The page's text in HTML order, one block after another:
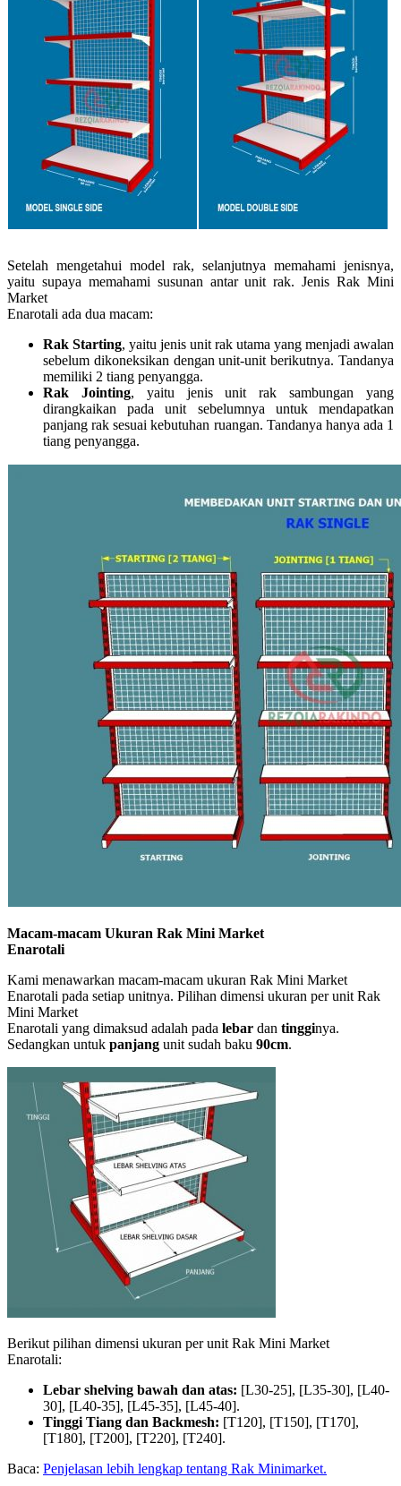
Setelah mengetahui model rak, selanjutnya memahami jenisnya,
yaitu supaya memahami susunan antar unit rak. Jenis Rak Mini
Market
Enarotali ada dua macam:
Rak Starting, yaitu jenis unit rak utama yang menjadi awalan
sebelum dikoneksikan dengan unit-unit berikutnya. Tandanya
memiliki 2 tiang penyangga.
Rak Jointing, yaitu jenis unit rak sambungan yang
dirangkaikan pada unit sebelumnya untuk mendapatkan
panjang rak sesuai kebutuhan ruangan. Tandanya hanya ada 1
tiang penyangga.
Macam-macam Ukuran Rak Mini Market
Enarotali
Kami menawarkan macam-macam ukuran Rak Mini Market
Enarotali pada setiap unitnya. Pilihan dimensi ukuran per unit Rak
Mini Market
Enarotali yang dimaksud adalah pada lebar dan tingginya.
Sedangkan untuk panjang unit sudah baku 90cm.
Berikut pilihan dimensi ukuran per unit Rak Mini Market
Enarotali:
Lebar shelving bawah dan atas: [L30-25], [L35-30], [L40-
30], [L40-35], [L45-35], [L45-40].
Tinggi Tiang dan Backmesh: [T120], [T150], [T170],
[T180], [T200], [T220], [T240].
Baca: Penjelasan lebih lengkap tentang Rak Minimarket.